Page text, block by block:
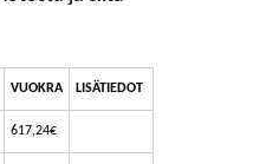
VUOKRA LISÄTIEDOT
617,24€